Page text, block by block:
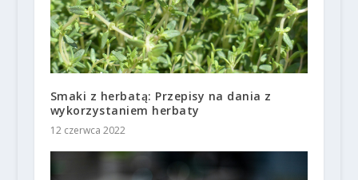
Smaki z herbatą: Przepisy na dania z
wykorzystaniem herbaty
12 czerwca 2022